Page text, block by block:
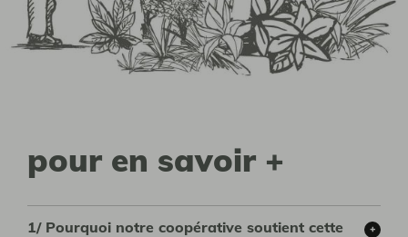
pour en savoir +
1/ Pourquoi notre coopérative soutient cette